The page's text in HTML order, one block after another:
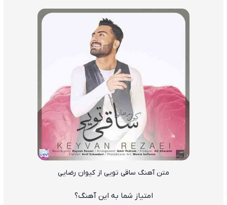
متن آهنگ ساقی تویی از کیوان رضایی
امتیاز شما به این آهنگ؟